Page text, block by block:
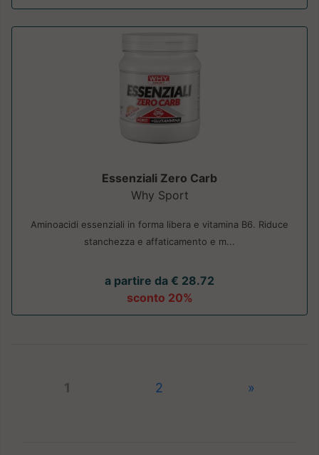
Essenziali Zero Carb
Why Sport
Aminoacidi essenziali in forma libera e vitamina B6. Riduce
stanchezza e affaticamento e m...
a partire da € 28.72
sconto 20%
1 2 »